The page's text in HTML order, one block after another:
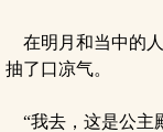
在明月和当中的
抽了口凉气。
“我去，这是公